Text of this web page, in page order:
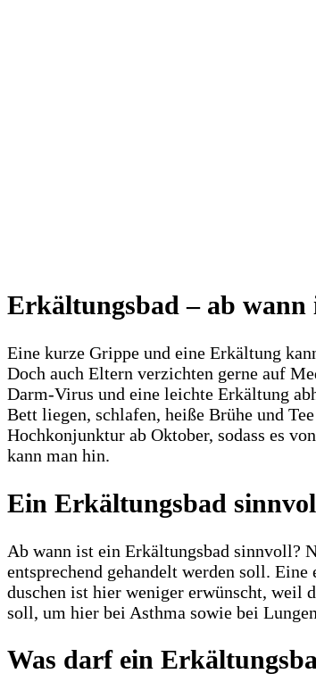
Erkältungsbad – ab wann
Eine kurze Grippe und eine Erkältung
Doch auch Eltern verzichten gerne auf
Darm-Virus und eine leichte Erkältung
Bett liegen, schlafen, heiße Brühe und
Hochkonjunktur ab Oktober, sodass es
kann man hin.
Ein Erkältungsbad
Ab wann ist ein Erkältungsbad sinnvoll?
entsprechend gehandelt werden soll.
duschen ist hier weniger erwünscht, weil
soll, um hier bei Asthma sowie bei
Was darf ein